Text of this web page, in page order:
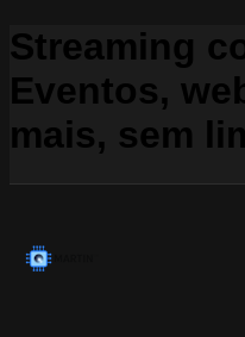
Streaming
Eventos,
mais, sem